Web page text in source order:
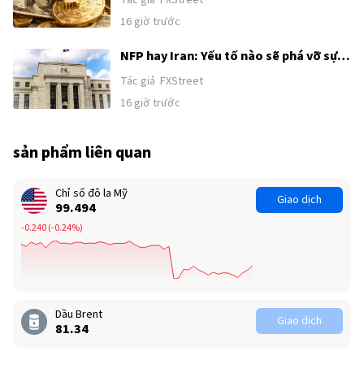
phi nông nghiệp của Mỹ
16 giờ trước
NFP hay Iran: Yếu tố nào sẽ phá vỡ sự
tích luỹ của Chỉ số đô la Mỹ?
Tác giả FXStreet
16 giờ trước
sản phẩm liên quan
Chỉ số đô la Mỹ
99.494
-0.240(-0.24%)
Giao dịch
Dầu Brent
81.34 Giao dịch